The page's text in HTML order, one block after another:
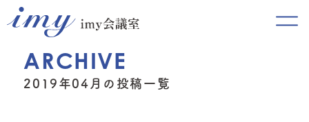
ARCHIVE
2019年04月の投稿一覧